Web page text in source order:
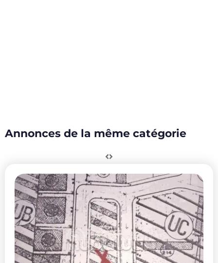
Annonces de la même catégorie